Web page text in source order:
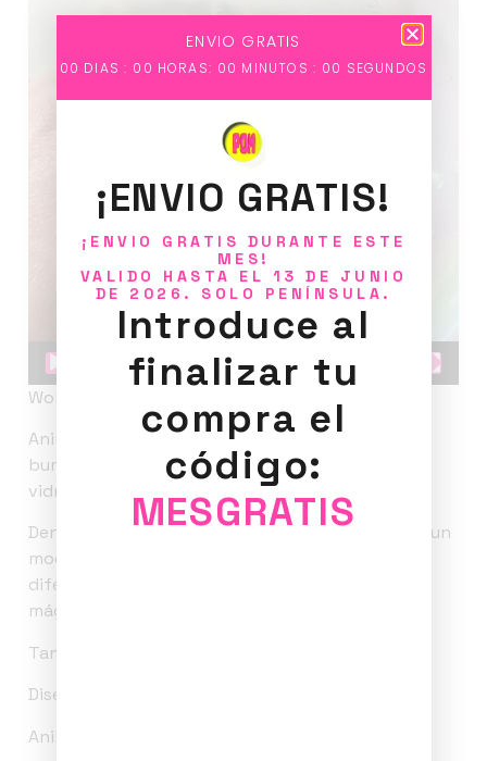
Wobble Bubble Rings
Anillos interactivos hecho a mano con líquido,
burbujas, piedras naturales, cuentas de arcilla y
vidrio. Hipnóticos, divertidos y muy relajantes.
Dentro de la colección Wobble Bubble rings hay un
modelo de anillo que al sacudir se forman
diferentes burbujas en su interior creando una
mágica relajación visual.
Tamaño del anillo ajustable.
Diseño único y exclusivo de Estudio PoM.
Anillos artísticos.
ENVIO GRATIS
00 DIAS : 00 HORAS: 00 MINUTOS : 00 SEGUNDOS
¡ENVIO GRATIS!
¡ENVIO GRATIS DURANTE ESTE
MES!
VALIDO HASTA EL 13 DE JUNIO
DE 2026. SOLO PENÍNSULA.
Introduce al
finalizar tu
compra el
código:
MESGRATIS